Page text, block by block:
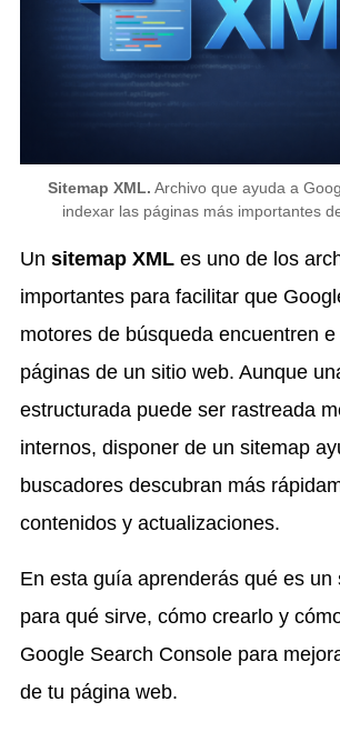
Sitemap XML. Archivo que ayuda a
indexar las páginas más importantes
Un sitemap XMLes uno de los
importantes para facilitar que
motores de búsqueda encuentren
páginas de un sitio web. Aunque
estructurada puede ser rastreada
internos, disponer de un sitemap
buscadores descubran más
contenidos y actualizaciones.
En esta guía aprenderás qué es un
para qué sirve, cómo crearlo y
Google Search Console para
de tu página web.